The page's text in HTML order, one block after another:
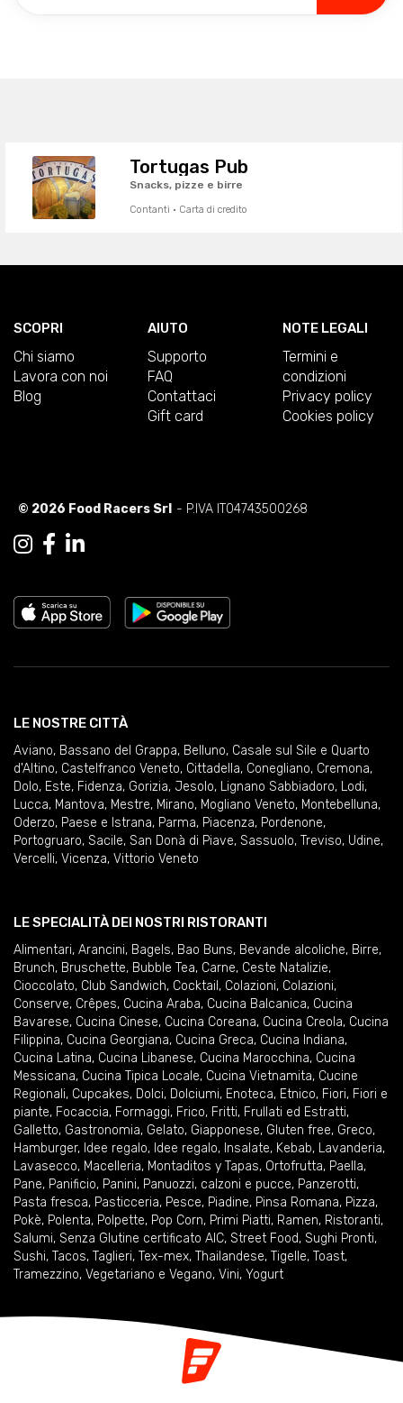
Tortugas Pub
Snacks, pizze e birre
Contanti · Carta di credito
SCOPRI
Chi siamo
Lavora con noi
Blog
AIUTO
Supporto
FAQ
Contattaci
Gift card
NOTE LEGALI
Termini e
condizioni
Privacy policy
Cookies policy
© 2026 Food Racers Srl - P.IVA IT04743500268
LE NOSTRE CITTÀ
Aviano, Bassano del Grappa, Belluno, Casale sul Sile e Quarto
d'Altino, Castelfranco Veneto, Cittadella, Conegliano, Cremona,
Dolo, Este, Fidenza, Gorizia, Jesolo, Lignano Sabbiadoro, Lodi,
Lucca, Mantova, Mestre, Mirano, Mogliano Veneto, Montebelluna,
Oderzo, Paese e Istrana, Parma, Piacenza, Pordenone,
Portogruaro, Sacile, San Donà di Piave, Sassuolo, Treviso, Udine,
Vercelli, Vicenza, Vittorio Veneto
LE SPECIALITÀ DEI NOSTRI RISTORANTI
Alimentari, Arancini, Bagels, Bao Buns, Bevande alcoliche, Birre,
Brunch, Bruschette, Bubble Tea, Carne, Ceste Natalizie,
Cioccolato, Club Sandwich, Cocktail , Colazioni, Colazioni,
Conserve, Crêpes, Cucina Araba, Cucina Balcanica, Cucina
Bavarese, Cucina Cinese, Cucina Coreana, Cucina Creola, Cucina
Filippina, Cucina Georgiana, Cucina Greca, Cucina Indiana,
Cucina Latina, Cucina Libanese, Cucina Marocchina, Cucina
Messicana, Cucina Tipica Locale, Cucina Vietnamita, Cucine
Regionali, Cupcakes, Dolci, Dolciumi, Enoteca, Etnico, Fiori, Fiori e
piante, Focaccia, Formaggi, Frico, Fritti, Frullati ed Estratti,
Galletto, Gastronomia, Gelato, Giapponese, Gluten free, Greco,
Hamburger, Idee regalo, Idee regalo, Insalate, Kebab, Lavanderia,
Lavasecco, Macelleria, Montaditos y Tapas, Ortofrutta, Paella,
Pane, Panificio, Panini, Panuozzi, calzoni e pucce, Panzerotti,
Pasta fresca, Pasticceria, Pesce, Piadine, Pinsa Romana, Pizza,
Pokè, Polenta, Polpette, Pop Corn, Primi Piatti, Ramen, Ristoranti,
Salumi, Senza Glutine certificato AIC, Street Food, Sughi Pronti,
Sushi, Tacos, Taglieri, Tex-mex, Thailandese, Tigelle, Toast,
Tramezzino, Vegetariano e Vegano, Vini, Yogurt